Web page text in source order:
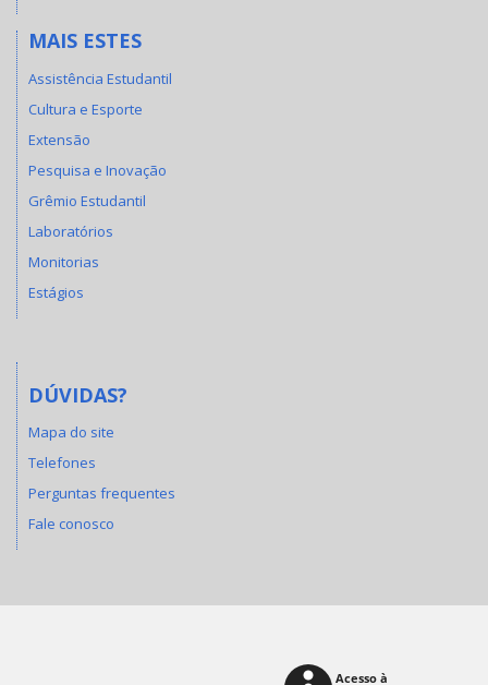
MAIS ESTES
Assistência Estudantil
Cultura e Esporte
Extensão
Pesquisa e Inovação
Grêmio Estudantil
Laboratórios
Monitorias
Estágios
DÚVIDAS?
Mapa do site
Telefones
Perguntas frequentes
Fale conosco